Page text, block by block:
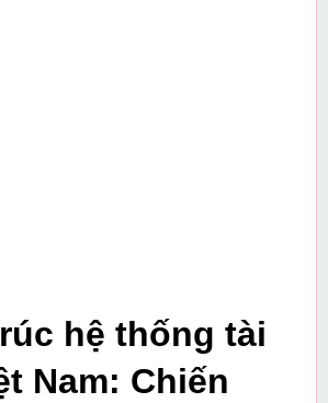
hệ thống tài
Nam: Chiến